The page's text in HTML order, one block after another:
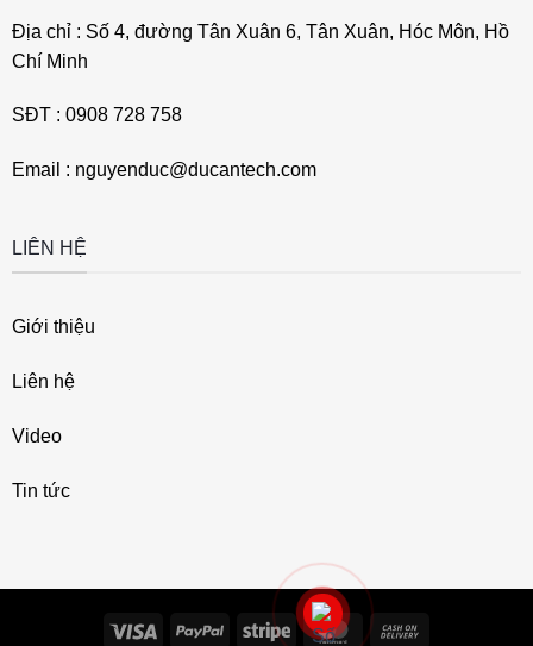
Địa chỉ : Số 4, đường Tân Xuân 6, Tân Xuân, Hóc Môn, Hồ
Chí Minh
SĐT : 0908 728 758
Email : nguyenduc@ducantech.com
LIÊN HỆ
Giới thiệu
Liên hệ
Video
Tin tức